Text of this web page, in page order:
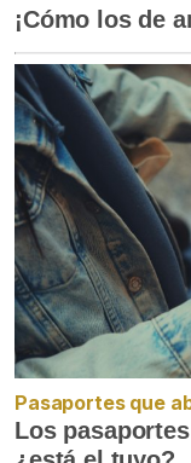
¡Cómo los de
Pasaportes que
Los